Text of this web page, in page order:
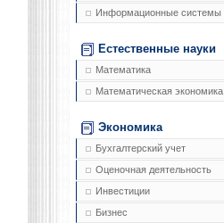
Информационные системы
Естественные науки
Математика
Математическая экономика
Экономика
Бухгалтерский учет
Оценочная деятельность
Инвестиции
Бизнес